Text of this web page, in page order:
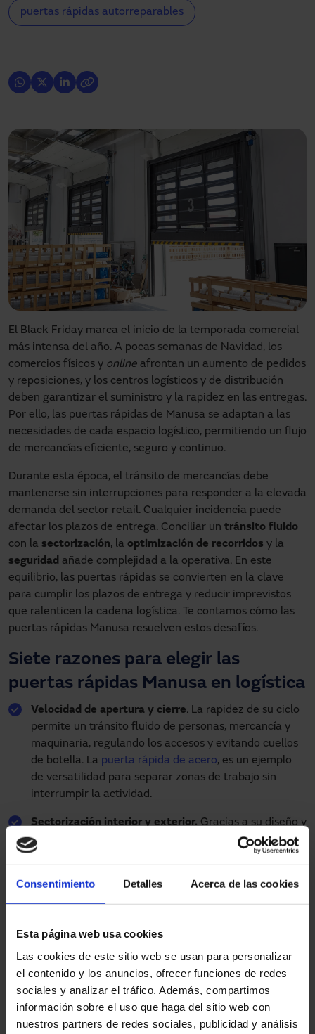
Consentimiento Detalles Acerca de las cookies
Esta página web usa cookies
Las cookies de este sitio web se usan para personalizar
el contenido y los anuncios, ofrecer funciones de redes
sociales y analizar el tráfico. Además, compartimos
información sobre el uso que haga del sitio web con
nuestros partners de redes sociales, publicidad y análisis
puertas rápidas autorreparables
El Black Friday marca el inicio de la temporada comercial
más intensa del año. A pocas semanas de Navidad, los
comercios físicos y online afrontan un aumento de pedidos
y reposiciones, y los centros logísticos y de distribución
deben garantizar el suministro y la rapidez en las entregas.
Por ello, las puertas rápidas de Manusa se adaptan a las
necesidades de cada espacio logístico, permitiendo un flujo
de mercancías eficiente, seguro y continuo.
Durante esta época, el tránsito de mercancías debe
mantenerse sin interrupciones para responder a la elevada
demanda del sector retail. Cualquier incidencia puede
afectar los plazos de entrega. Conciliar un tránsito fluido
con la sectorización, la optimización de recorridos y la
seguridad añade complejidad a la operativa. En este
equilibrio, las puertas rápidas se convierten en la clave
para cumplir los plazos de entrega y reducir imprevistos
que ralenticen la cadena logística. Te contamos cómo las
puertas rápidas Manusa resuelven estos desafíos.
Siete razones para elegir las
puertas rápidas Manusa en logística
Velocidad de apertura y cierre. La rapidez de su ciclo
permite un tránsito fluido de personas, mercancía y
maquinaria, regulando los accesos y evitando cuellos
de botella. La puerta rápida de acero, es un ejemplo
de versatilidad para separar zonas de trabajo sin
interrumpir la actividad.
Sectorización interior y exterior. Gracias a su diseño y
materiales, las puertas rápidas dividen zonas con
distintas funciones o condiciones ambientales. La
exteriores por su resistencia al viento y su adaptación
a grandes dimensiones. Dentro de la nave, puertas
zonas interiores, la dealuminio reforzada
aceroevitan las corrientes de aire, mantienen unas
condiciones ambientales estables y un mayor confort
para el personal.
Eficiencia energética
. La combinación entre velocidad